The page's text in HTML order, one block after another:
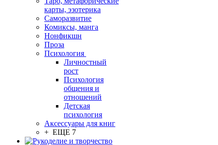
карты, эзотерика
Саморазвитие
Комиксы, манга
Нонфикшн
Проза
Психология
Личностный
рост
Психология
общения и
отношений
Детская
психология
Аксессуары для книг
+ ЕЩЕ 7